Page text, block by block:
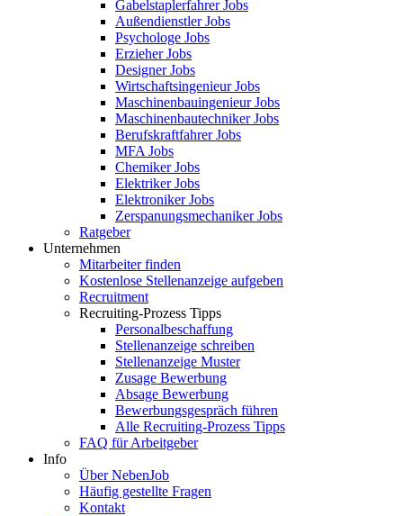
Gabelstaplerfahrer Jobs
Außendienstler Jobs
Psychologe Jobs
Erzieher Jobs
Designer Jobs
Wirtschaftsingenieur Jobs
Maschinenbauingenieur Jobs
Maschinenbautechniker Jobs
Berufskraftfahrer Jobs
MFA Jobs
Chemiker Jobs
Elektriker Jobs
Elektroniker Jobs
Zerspanungsmechaniker Jobs
Ratgeber
Unternehmen
Mitarbeiter finden
Kostenlose Stellenanzeige aufgeben
Recruitment
Recruiting-Prozess Tipps
Personalbeschaffung
Stellenanzeige schreiben
Stellenanzeige Muster
Zusage Bewerbung
Absage Bewerbung
Bewerbungsgespräch führen
Alle Recruiting-Prozess Tipps
FAQ für Arbeitgeber
Info
Über NebenJob
Häufig gestellte Fragen
Kontakt